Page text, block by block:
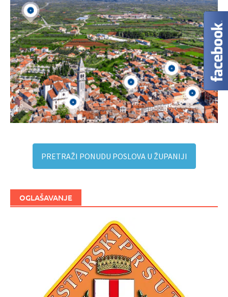
PRETRAŽI PONUDU POSLOVA U ŽUPANIJI
OGLAŠAVANJE